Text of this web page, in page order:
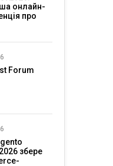
онлайн-
про
Forum
збере